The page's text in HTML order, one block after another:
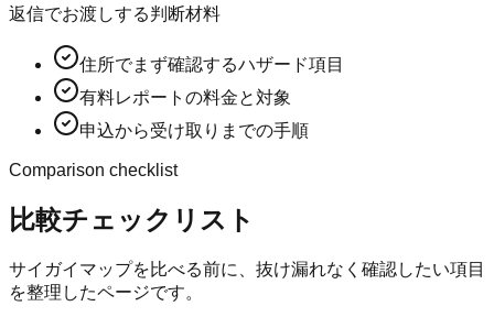
返信でお渡しする判断材料
住所でまず確認するハザード項目
有料レポートの料金と対象
申込から受け取りまでの手順
Comparison checklist
比較チェックリスト
サイガイマップを比べる前に、抜け漏れなく確認したい項目
を整理したページです。